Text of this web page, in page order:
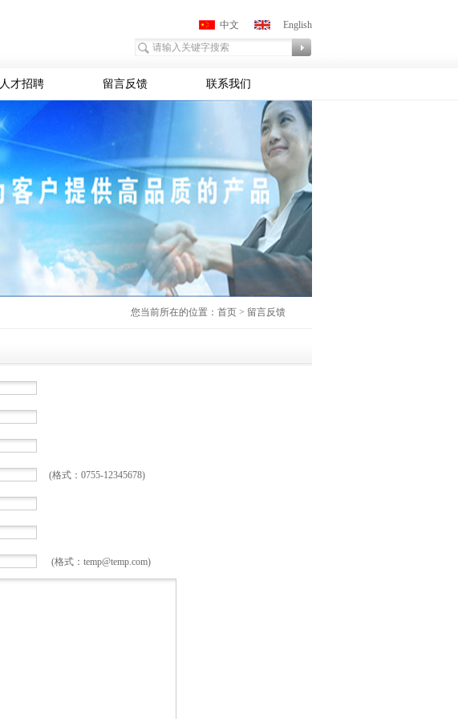
中文 English
人才招聘 留言反馈 联系我们
您当前所在的位置：首页 > 留言反馈
(格式：0755-12345678)
(格式：temp@temp.com)